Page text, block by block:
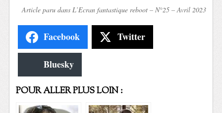
Article paru dans L’Ecran fantastique reboot – N°25 – Avril 2023
Facebook Twitter
Bluesky
POUR ALLER PLUS LOIN :